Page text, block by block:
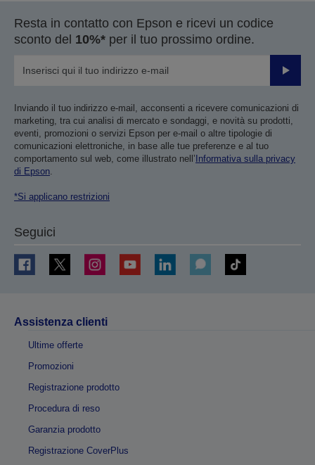
Resta in contatto con Epson e ricevi un codice
sconto del 10%* per il tuo prossimo ordine.
Invia
Inviando il tuo indirizzo e-mail, acconsenti a ricevere comunicazioni di
marketing, tra cui analisi di mercato e sondaggi, e novità su prodotti,
eventi, promozioni o servizi Epson per e-mail o altre tipologie di
comunicazioni elettroniche, in base alle tue preferenze e al tuo
comportamento sul web, come illustrato nell’Informativa sulla privacy
di Epson
*Si applicano restrizioni
Seguici
Assistenza clienti
Ultime offerte
Promozioni
Registrazione prodotto
Procedura di reso
Garanzia prodotto
Registrazione CoverPlus